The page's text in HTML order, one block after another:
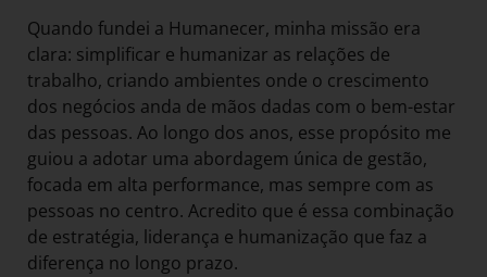
Quando fundei a Humanecer, minha missão era
clara: simplificar e humanizar as relações de
trabalho, criando ambientes onde o crescimento
dos negócios anda de mãos dadas com o bem-estar
das pessoas. Ao longo dos anos, esse propósito me
guiou a adotar uma abordagem única de gestão,
focada em alta performance, mas sempre com as
pessoas no centro. Acredito que é essa combinação
de estratégia, liderança e humanização que faz a
diferença no longo prazo.